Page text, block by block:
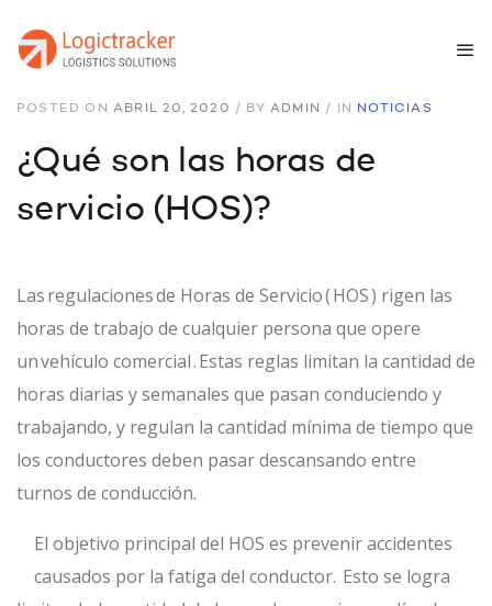
POSTED ON ABRIL 20, 2020 / BYADMIN / IN NOTICIAS
¿Qué son las horas de
servicio (HOS)?
Lasregulacionesde Horas de Servicio(HOS) rigen las
horas de trabajo de cualquier persona que opere
un vehículo comercial . Estas reglas limitan la cantidad de
horas diarias y semanales que pasan conduciendo y
trabajando, y regulan la cantidad mínima de tiempo que
los conductores deben pasar descansando entre
turnos de conducción.
El objetivo principal del HOS es prevenir accidentes
causados ​​por la fatiga del conductor. Esto se logra